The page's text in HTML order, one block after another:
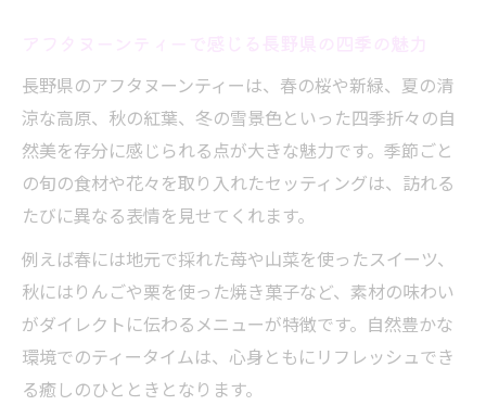
アフタヌーンティー文化の魅力と長野の彩り
アフタヌーンティー文化の起源と長野の特
長
長野ならではの彩り豊かなアフタヌーンテ
ィー
地元の伝統が息づくアフタヌーンティーの
魅力
アフタヌーンティーと長野の自然が織り成
す時間
長野県のアフタヌーンティーは、春の桜や新緑、夏の清
涼な高原、秋の紅葉、冬の雪景色といった四季折々の自
然美を存分に感じられる点が大きな魅力です。季節ごと
の旬の食材や花々を取り入れたセッティングは、訪れる
たびに異なる表情を見せてくれます。
例えば春には地元で採れた苺や山菜を使ったスイーツ、
秋にはりんごや栗を使った焼き菓子など、素材の味わい
がダイレクトに伝わるメニューが特徴です。自然豊かな
環境でのティータイムは、心身ともにリフレッシュでき
る癒しのひとときとなります。